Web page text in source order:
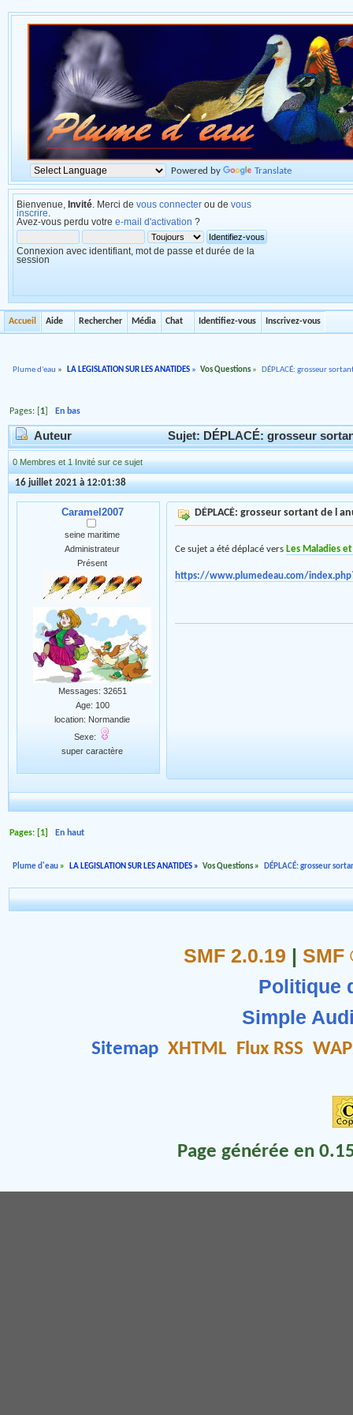
Powered by Translate
Bienvenue, Invité . Merci de vous connecter ou de vous
inscrire
Avez-vous perdu votre e-mail d'activation ?
Connexion avec identifiant, mot de passe et durée de la
session
Accueil Aide Rechercher Média Chat Identifiez-vous Inscrivez-vous
Plume d'eau » LA LEGISLATION SUR LES ANATIDES» Vos Questions » DÉPLACÉ: grosseur
Pages: [ 1 ]En bas
Auteur Sujet: DÉPLACÉ: grosseur
0 Membres et 1 Invité sur ce sujet
16 juillet 2021 à 12:01:38
Caramel2007
seine maritime
Administrateur
Présent
Messages: 32651
Age: 100
location: Normandie
Sexe:
super caractère
DÉPLACÉ: grosseur sortant de l
Ce sujet a été déplacé vers Les Maladies
https://www.plumedeau.com/
Pages: [1] En haut
Plume d'eau » LA LEGISLATION SUR LES ANATIDES» Vos Questions » DÉPLACÉ: grosseur
SMF 2.0.19 | SMF
Politique
Simple
Sitemap XHTML Flux RSS
Page générée en